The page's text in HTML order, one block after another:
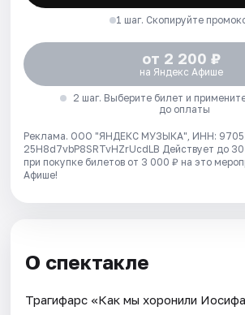
1 шаг. Скопируйте
от 2 200 ₽
на Яндекс Афише
2 шаг. Выберите билет и
до оплаты
Реклама. ООО "ЯНДЕКС МУЗЫКА", ИНН:
25H8d7vbP8SRTvHZrUcdLB Действует до
при покупке билетов от 3 000 ₽ на это
Афише!
О спектакле
Трагифарс «Как мы хоронили Иосифа